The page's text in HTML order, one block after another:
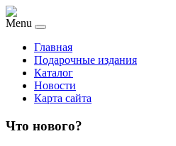
Menu
Главная
Подарочные издания
Каталог
Новости
Карта сайта
Что нового?